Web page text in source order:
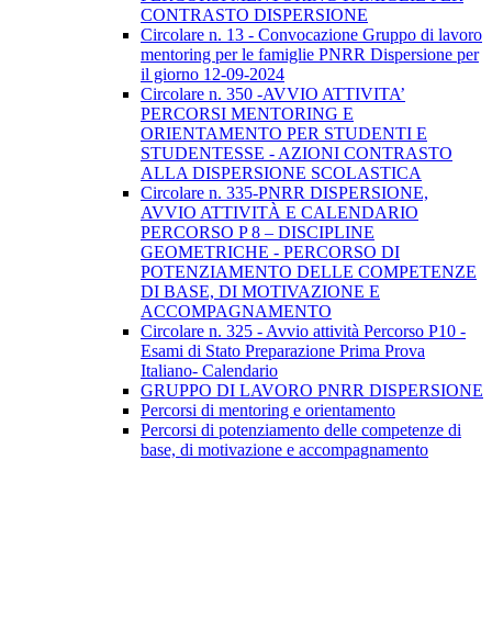
CONTRASTO DISPERSIONE
Circolare n. 13 - Convocazione Gruppo di lavoro
mentoring per le famiglie PNRR Dispersione per
il giorno 12-09-2024
Circolare n. 350 -AVVIO ATTIVITA’
PERCORSI MENTORING E
ORIENTAMENTO PER STUDENTI E
STUDENTESSE - AZIONI CONTRASTO
ALLA DISPERSIONE SCOLASTICA
Circolare n. 335-PNRR DISPERSIONE,
AVVIO ATTIVITÀ E CALENDARIO
PERCORSO P 8 – DISCIPLINE
GEOMETRICHE - PERCORSO DI
POTENZIAMENTO DELLE COMPETENZE
DI BASE, DI MOTIVAZIONE E
ACCOMPAGNAMENTO
Circolare n. 325 - Avvio attività Percorso P10 -
Esami di Stato Preparazione Prima Prova
Italiano- Calendario
GRUPPO DI LAVORO PNRR DISPERSIONE
Percorsi di mentoring e orientamento
Percorsi di potenziamento delle competenze di
base, di motivazione e accompagnamento